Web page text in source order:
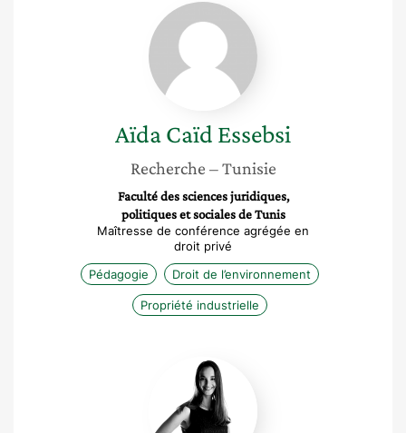
Aïda
Caïd
Essebsi
AïdaCaïd Essebsi
Recherche – Tunisie
Faculté des sciences juridiques,
politiques et sociales de Tunis
Maîtresse de conférence agrégée en
droit privé
Pédagogie
Droit de l’environnement
Propriété industrielle
Sarah
Riat